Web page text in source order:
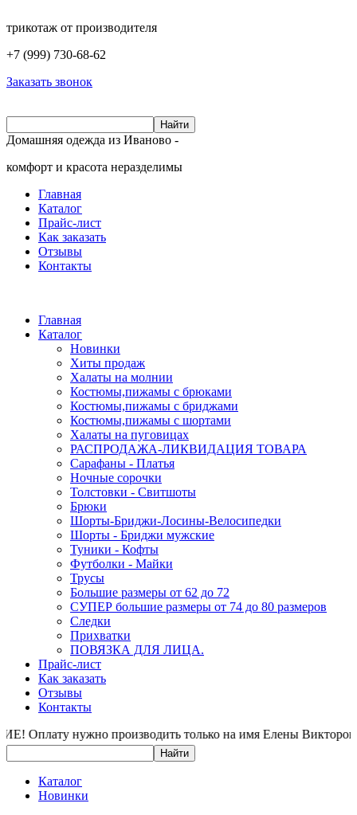
трикотаж от производителя
+7 (999) 730-68-62
Заказать звонок
Домашняя одежда из Иваново -
комфорт и красота неразделимы
Главная
Каталог
Прайс-лист
Как заказать
Отзывы
Контакты
Главная
Каталог
Новинки
Хиты продаж
Халаты на молнии
Костюмы,пижамы с брюками
Костюмы,пижамы с бриджами
Костюмы,пижамы с шортами
Халаты на пуговицах
РАСПРОДАЖА-ЛИКВИДАЦИЯ ТОВАРА
Сарафаны - Платья
Ночные сорочки
Толстовки - Свитшоты
Брюки
Шорты-Бриджи-Лосины-Велосипедки
Шорты - Бриджи мужские
Туники - Кофты
Футболки - Майки
Трусы
Большие размеры от 62 до 72
СУПЕР большие размеры от 74 до 80 размеров
Следки
Прихватки
ПОВЯЗКА ДЛЯ ЛИЦА.
Прайс-лист
Как заказать
Отзывы
Контакты
нужно производить только на имя Елены
Каталог
Новинки